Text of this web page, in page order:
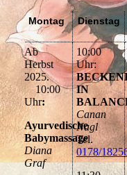
Montag Dienstag
Ab
Herbst
2025.
10:00
Uhr:
Ayurvedische
Babymassage
Diana
Graf
10:00
Uhr:
IN
Canan
Nagl
Tel.
0178/